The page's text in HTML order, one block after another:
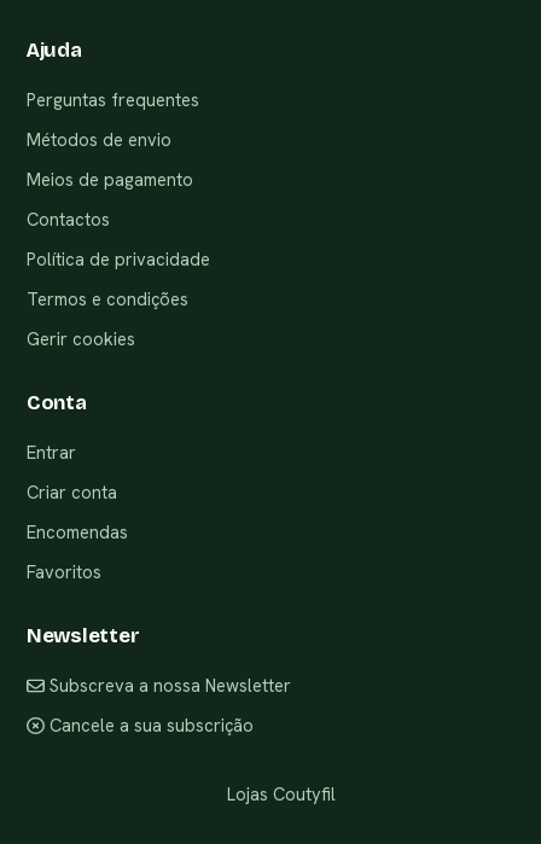
Ajuda
Perguntas frequentes
Métodos de envio
Meios de pagamento
Contactos
Política de privacidade
Termos e condições
Gerir cookies
Conta
Entrar
Criar conta
Encomendas
Favoritos
Newsletter
Subscreva a nossa Newsletter
Cancele a sua subscrição
Lojas Coutyfil